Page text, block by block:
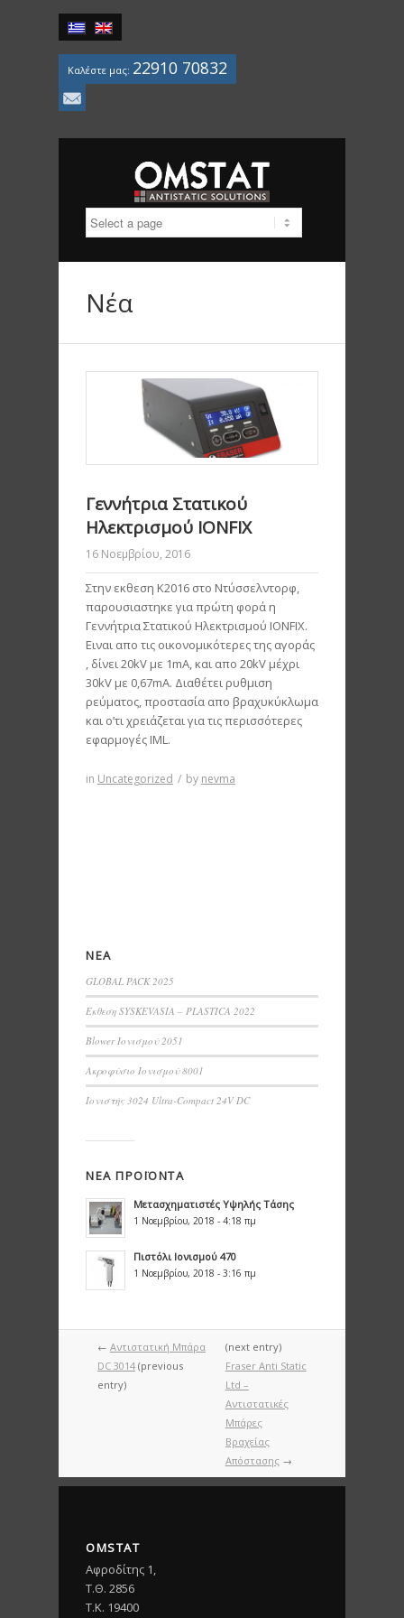
Καλέστε μας: 22910 70832
Νέα
Γεννήτρια Στατικού
Ηλεκτρισμού IONFIX
16 Νοεμβρίου, 2016
Στην εκθεση Κ2016 στο Ντύσσελντορφ,
παρουσιαστηκε για πρώτη φορά η
Γεννήτρια Στατικού Ηλεκτρισμού IONFIX.
Ειναι απο τις οικονομικότερες της αγοράς
, δίνει 20kV με 1mA, και απο 20kV μέχρι
30kV με 0,67mA. Διαθέτει ρυθμιση
ρεύματος, προστασία απο βραχυκύκλωμα
και ο’τι χρειάζεται για τις περισσότερες
εφαρμογές IML.
in Uncategorized / by nevma
ΝΕΑ
GLOBAL PACK 2025
Εκθεση SYSKEVASIA – PLASTICA 2022
Blower Ιονισμού 2051
Ακροφύσιο Ιονισμού 8001
Ιονιστής 3024 Ultra-Compact 24V DC
ΝΕΑ ΠΡΟΪΟΝΤΑ
Μετασχηματιστές Υψηλής Τάσης
1 Νοεμβρίου, 2018 - 4:18 πμ
Πιστόλι Ιονισμού 470
1 Νοεμβρίου, 2018 - 3:16 πμ
← Αντιστατική Μπάρα
DC 3014 (previous
entry)
(next entry)
Fraser Anti Static
Ltd –
Αντιστατικές
Μπάρες
Βραχείας
Απόστασης→
OMSTAT
Αφροδίτης 1,
Τ.Θ. 2856
T.K. 19400